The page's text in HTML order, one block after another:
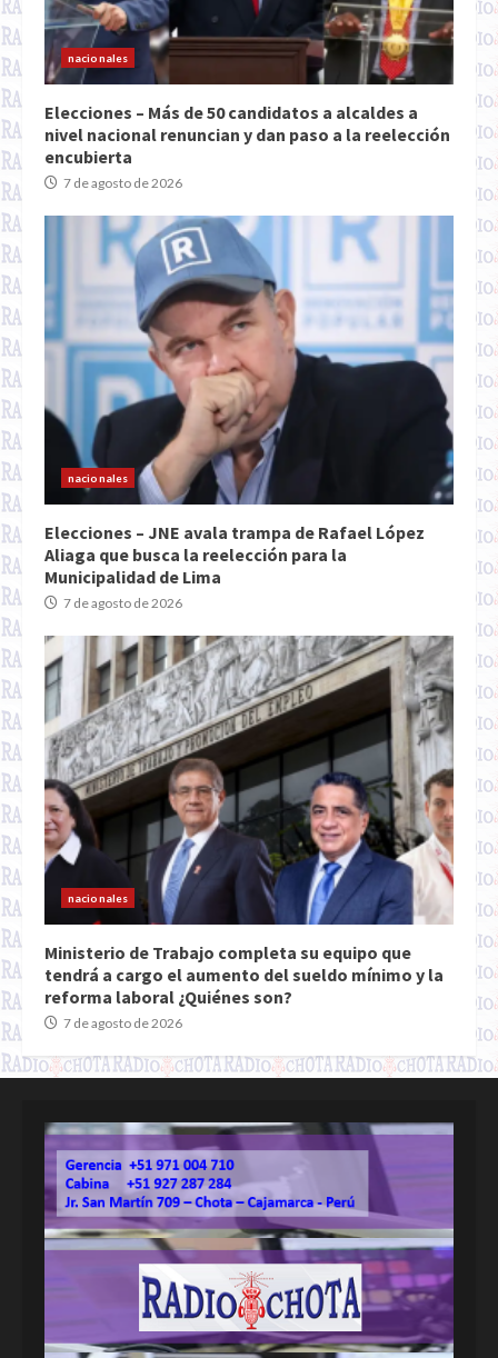
nacionales
Elecciones – Más de 50 candidatos a alcaldes a
nivel nacional renuncian y dan paso a la reelección
encubierta
7 de agosto de 2026
nacionales
Elecciones – JNE avala trampa de Rafael López
Aliaga que busca la reelección para la
Municipalidad de Lima
7 de agosto de 2026
nacionales
Ministerio de Trabajo completa su equipo que
tendrá a cargo el aumento del sueldo mínimo y la
reforma laboral ¿Quiénes son?
7 de agosto de 2026